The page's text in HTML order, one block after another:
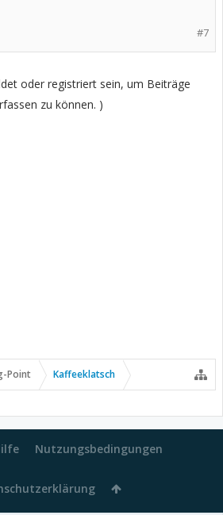
#7
oder registriert sein, um Beiträge
zu können. )
Point Kaffeeklatsch
Nutzungsbedingungen